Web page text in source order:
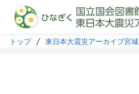
本文に飛ぶ
トップ 東日本大震災アーカイブ宮城